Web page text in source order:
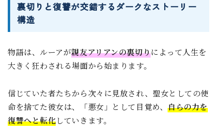
裏切りと復讐が交錯するダークなストーリー
構造
物語は、ルーアが親友アリアンの裏切りによって人生を
大きく狂わされる場面から始まります。
信じていた者たちから次々に見放され、聖女としての使
命を捨てた彼女は、「悪女」として目覚め、自らの力を
復讐へと転化していきます。